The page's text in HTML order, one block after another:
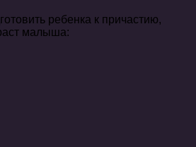
ребенка к причастию,
малыша: